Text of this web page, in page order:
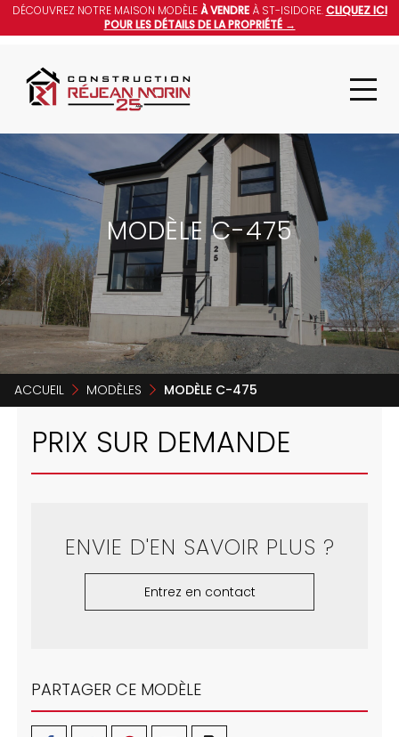
DÉCOUVREZ NOTRE MAISON MODÈLEÀ VENDREÀ ST-ISIDORE.CLIQUEZ ICI
POUR LES DÉTAILS DE LA PROPRIÉTÉ →
MODÈLE C-475
ACCUEIL MODÈLES MODÈLE C-475
PRIX SUR DEMANDE
ENVIE D'EN SAVOIR PLUS ?
Entrez en contact
PARTAGER CE MODÈLE